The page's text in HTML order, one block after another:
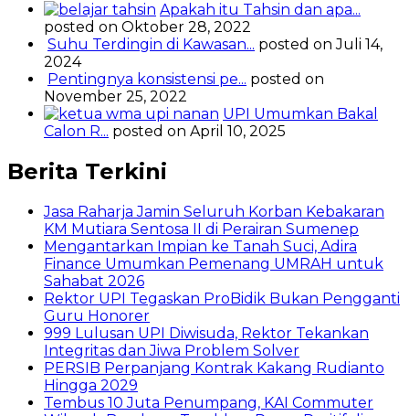
Apakah itu Tahsin dan apa...
posted on Oktober 28, 2022
Suhu Terdingin di Kawasan... posted on Juli 14,
2024
Pentingnya konsistensi pe... posted on
November 25, 2022
UPI Umumkan Bakal
Calon R... posted on April 10, 2025
Berita Terkini
Jasa Raharja Jamin Seluruh Korban Kebakaran
KM Mutiara Sentosa II di Perairan Sumenep
Mengantarkan Impian ke Tanah Suci, Adira
Finance Umumkan Pemenang UMRAH untuk
Sahabat 2026
Rektor UPI Tegaskan ProBidik Bukan Pengganti
Guru Honorer
999 Lulusan UPI Diwisuda, Rektor Tekankan
Integritas dan Jiwa Problem Solver
PERSIB Perpanjang Kontrak Kakang Rudianto
Hingga 2029
Tembus 10 Juta Penumpang, KAI Commuter